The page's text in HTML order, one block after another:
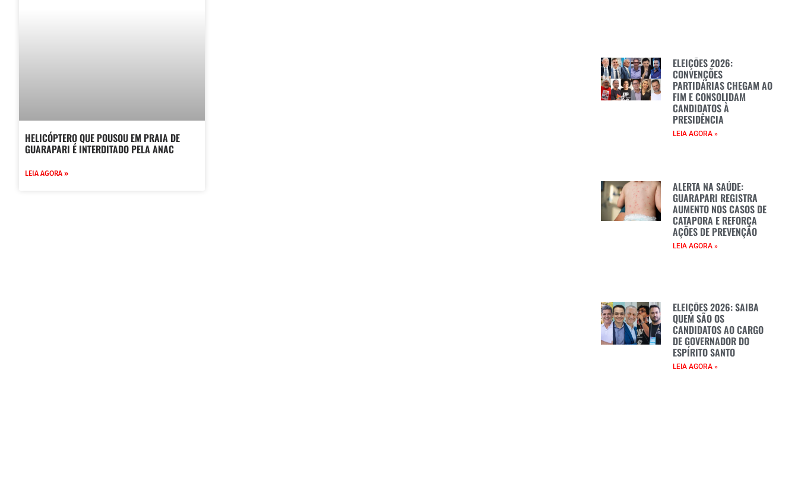
HELICÓPTERO QUE POUSOU EM PRAIA DE
GUARAPARI É INTERDITADO PELA ANAC
LEIA AGORA »
ELEIÇÕES 2026:
CONVENÇÕES
PARTIDÁRIAS CHEGAM AO
FIM E CONSOLIDAM
CANDIDATOS À
PRESIDÊNCIA
LEIA AGORA »
ALERTA NA SAÚDE:
GUARAPARI REGISTRA
AUMENTO NOS CASOS DE
CATAPORA E REFORÇA
AÇÕES DE PREVENÇÃO
LEIA AGORA »
ELEIÇÕES 2026: SAIBA
QUEM SÃO OS
CANDIDATOS AO CARGO
DE GOVERNADOR DO
ESPÍRITO SANTO
LEIA AGORA »